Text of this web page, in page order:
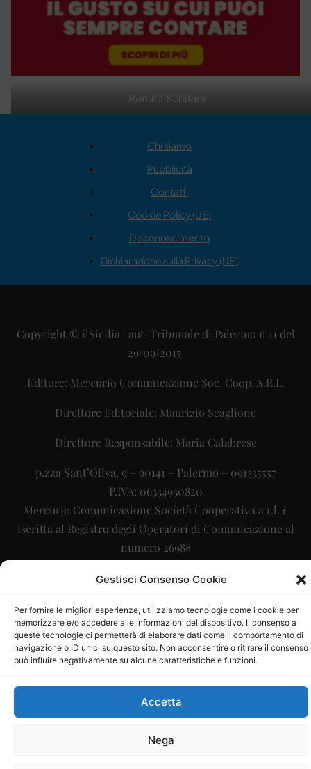
Gestisci Consenso Cookie
Per fornire le migliori esperienze, utilizziamo tecnologie come i cookie per
memorizzare e/o accedere alle informazioni del dispositivo. Il consenso a
queste tecnologie ci permetterà di elaborare dati come il comportamento di
navigazione o ID unici su questo sito. Non acconsentire o ritirare il consenso
può influire negativamente su alcune caratteristiche e funzioni.
Accetta
Nega
Renato Schifani
Chi siamo
Pubblicità
Contatti
Cookie Policy (UE)
Disconoscimento
Dichiarazione sulla Privacy (UE)
Copyright © ilSicilia | aut. Tribunale di Palermo n.11 del
29/09/2015
Editore: Mercurio Comunicazione Soc. Coop. A.R.L.
Direttore Editoriale: Maurizio Scaglione
Direttore Responsabile: Maria Calabrese
p.zza Sant’Oliva, 9 – 90141 – Palermo – 091335557
P.IVA: 06334930820
Mercurio Comunicazione Società Cooperativa a r.l. è
iscritta al Registro degli Operatori di Comunicazione al
numero 26988
Sito gestito daLa Digitale srl–info@ladigitale.it